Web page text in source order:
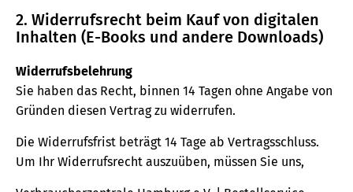
2. Widerrufsrecht beim Kauf von digitalen
Inhalten (E-Books und andere Downloads)
Widerrufsbelehrung
Sie haben das Recht, binnen 14 Tagen ohne Angabe von
Gründen diesen Vertrag zu widerrufen.
Die Widerrufsfrist beträgt 14 Tage ab Vertragsschluss.
Um Ihr Widerrufsrecht auszuüben, müssen Sie uns,